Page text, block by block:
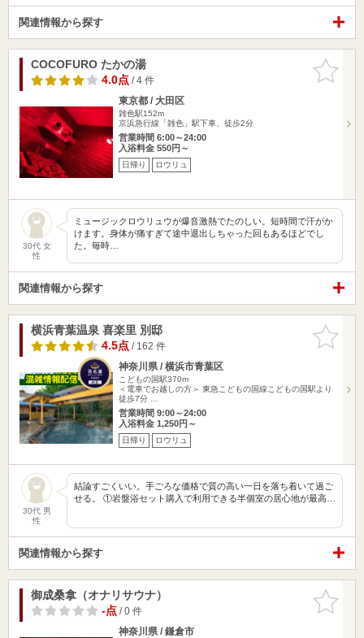
関連情報から探す
お気に入
りに追加
COCOFURO たかの湯
4.0点/ 4 件
東京都 / 大田区
雑色駅152m
京浜急行線「雑色」駅下車、徒歩2分
営業時間 6:00～24:00
入浴料金 550円～
日帰り ロウリュ
30代 女
性
ミュージックロウリュウが爆音激熱でたのしい。短時間で汗がか
けます。身体が痛すぎて途中退出しちゃった回もあるほどでし
た。毎時…
関連情報から探す
お気に入
りに追加
横浜青葉温泉 喜楽里 別邸
4.5点/ 162 件
神奈川県 / 横浜市青葉区
こどもの国駅370m
＜電車でお越しの方＞ 東急こどもの国線こどもの国駅より
徒歩7分 …
営業時間 9:00～24:00
入浴料金 1,250円～
日帰り ロウリュ
30代 男
性
結論すごくいい。手ごろな価格で質の高い一日を落ち着いて過ご
せる。 ①岩盤浴セット購入で利用できる半個室の居心地が最高…
関連情報から探す
お気に入
りに追加
御成桑拿（オナリサウナ）
-点/ 0 件
神奈川県 / 鎌倉市